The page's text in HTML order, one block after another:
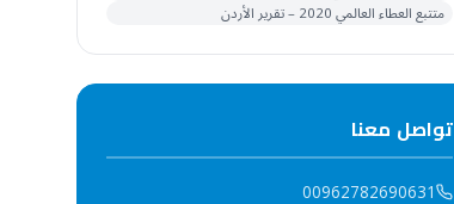
متتبع العطاء العالمي 2020 – تقرير الأردن
تواصل معنا
00962782690631